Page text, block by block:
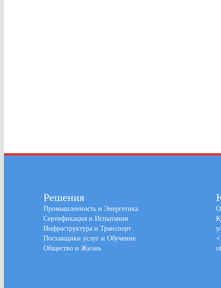
Решения
Промышленность и Энергетика
Сертификация и Испытания
Инфраструктура и Транспорт
Поставщики услуг и Обучение
Общество и Жизнь